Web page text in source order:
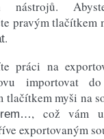
nástrojů.
pravým tlačítkem
.
práci na
importovat
myši na
, což vám
exportovaným